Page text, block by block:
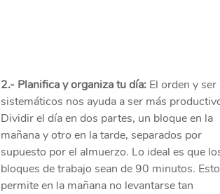
2.- Planifica y organiza tu día: El orden y ser
sistemáticos nos ayuda a ser más
Dividir el día en dos partes, un bloque en la
mañana y otro en la tarde, separados por
supuesto por el almuerzo. Lo ideal es que
bloques de trabajo sean de 90 minutos.
permite en la mañana no levantarse tan